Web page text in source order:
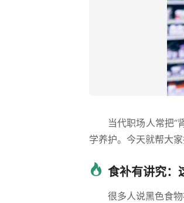
当代职场人常把“
学养护。今天就帮大
食补有讲究：
很多人说黑色食